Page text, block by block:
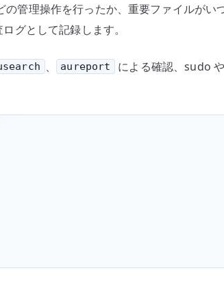
管理操作を行ったか、重要ファイルがい
グとして記録します。
、 aureport
による確認、sudo